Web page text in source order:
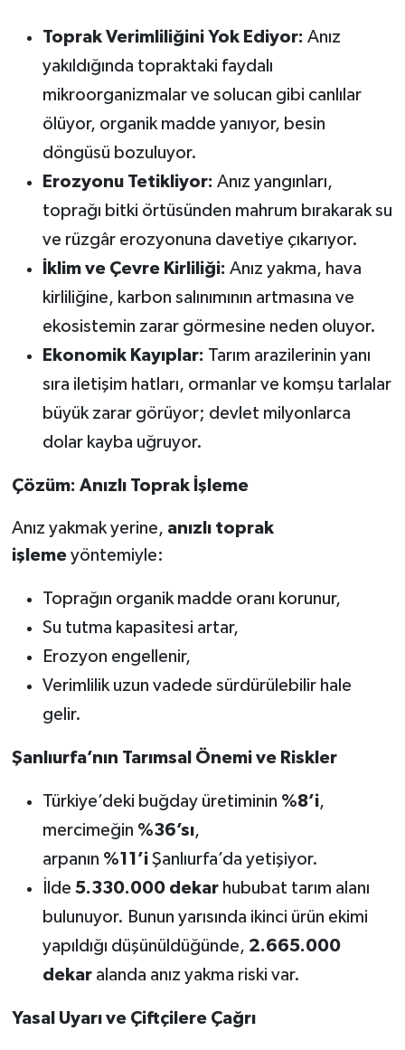
Toprak Verimliliğini Yok Ediyor: Anız
yakıldığında topraktaki faydalı
mikroorganizmalar ve solucan gibi canlılar
ölüyor, organik madde yanıyor, besin
döngüsü bozuluyor.
Erozyonu Tetikliyor: Anız yangınları,
toprağı bitki örtüsünden mahrum bırakarak su
ve rüzgâr erozyonuna davetiye çıkarıyor.
İklim ve Çevre Kirliliği: Anız yakma, hava
kirliliğine, karbon salınımının artmasına ve
ekosistemin zarar görmesine neden oluyor.
Ekonomik Kayıplar: Tarım arazilerinin yanı
sıra iletişim hatları, ormanlar ve komşu tarlalar
büyük zarar görüyor; devlet milyonlarca
dolar kayba uğruyor.
Çözüm: Anızlı Toprak İşleme
Anız yakmak yerine, anızlı toprak
işlemeyöntemiyle:
Toprağın organik madde oranı korunur,
Su tutma kapasitesi artar,
Erozyon engellenir,
Verimlilik uzun vadede sürdürülebilir hale
gelir.
Şanlıurfa’nın Tarımsal Önemi ve Riskler
Türkiye’deki buğday üretiminin %8’i,
mercimeğin %36’sı,
arpanın %11’iŞanlıurfa’da yetişiyor.
İlde 5.330.000 dekarhububat tarım alanı
bulunuyor. Bunun yarısında ikinci ürün ekimi
yapıldığı düşünüldüğünde, 2.665.000
dekaralanda anız yakma riski var.
Yasal Uyarı ve Çiftçilere Çağrı